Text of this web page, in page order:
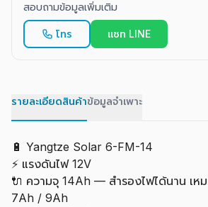
สอบถามข้อมูลเพิ่มเติม
โทร แชท LINE
รายละเอียดสินค้าข้อมูลจำเพาะ
🔋 Yangtze Solar 6-FM-14
⚡ แรงดันไฟ 12V
🔌 ความจุ 14Ah — สำรองไฟได้นาน เห
7Ah / 9Ah